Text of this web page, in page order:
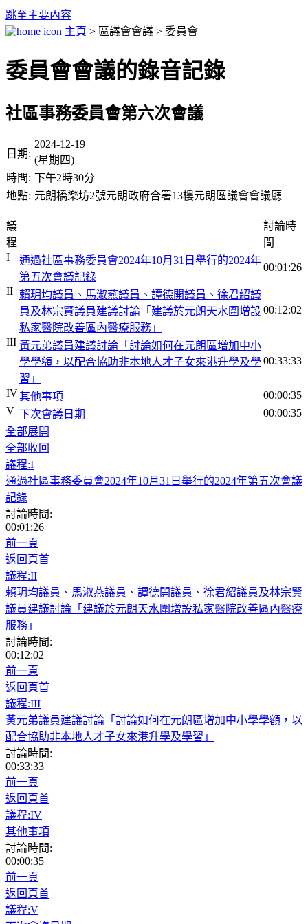
跳至主要內容
主頁 > 區議會會議 > 委員會
委員會會議的錄音記錄
社區事務委員會第六次會議
日期:
2024-12-19
(星期四)
時間: 下午2時30分
地點: 元朗橋樂坊2號元朗政府合署13樓元朗區議會會議廳
議
程
討論時
間
I
通過社區事務委員會2024年10月31日舉行的2024年
第五次會議記錄
00:01:26
II 賴玥均議員、馬淑燕議員、譚德開議員、徐君紹議
員及林宗賢議員建議討論「建議於元朗天水圍增設
私家醫院改善區內醫療服務」
00:12:02
III 黃元弟議員建議討論「討論如何在元朗區增加中小
學學額，以配合協助非本地人才子女來港升學及學
習」
00:33:33
IV其他事項
00:00:35
V 下次會議日期
00:00:35
全部展開
全部收回
議程:I
通過社區事務委員會2024年10月31日舉行的2024年第五次會議
記錄
討論時間:
00:01:26
前一頁
返回頁首
議程:II
賴玥均議員、馬淑燕議員、譚德開議員、徐君紹議員及林宗賢
議員建議討論「建議於元朗天水圍增設私家醫院改善區內醫療
服務」
討論時間:
00:12:02
前一頁
返回頁首
議程:III
黃元弟議員建議討論「討論如何在元朗區增加中小學學額，以
配合協助非本地人才子女來港升學及學習」
討論時間:
00:33:33
前一頁
返回頁首
議程:IV
其他事項
討論時間:
00:00:35
前一頁
返回頁首
議程:V